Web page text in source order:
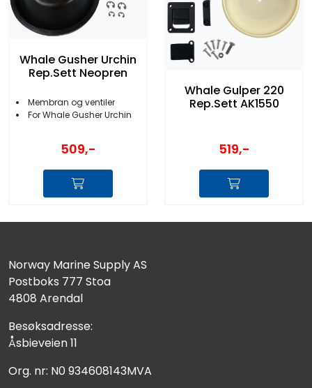
Whale Gusher Urchin
Rep.Sett Neopren
Membran og ventiler
For Whale Gusher Urchin
509,-
Whale Gulper 220
Rep.Sett AK1550
519,-
Norway Marine Supply AS
Postboks 777 Stoa
4808 Arendal
Besøksadresse:
Åsbieveien 11
Org. nr: N0 934608143MVA